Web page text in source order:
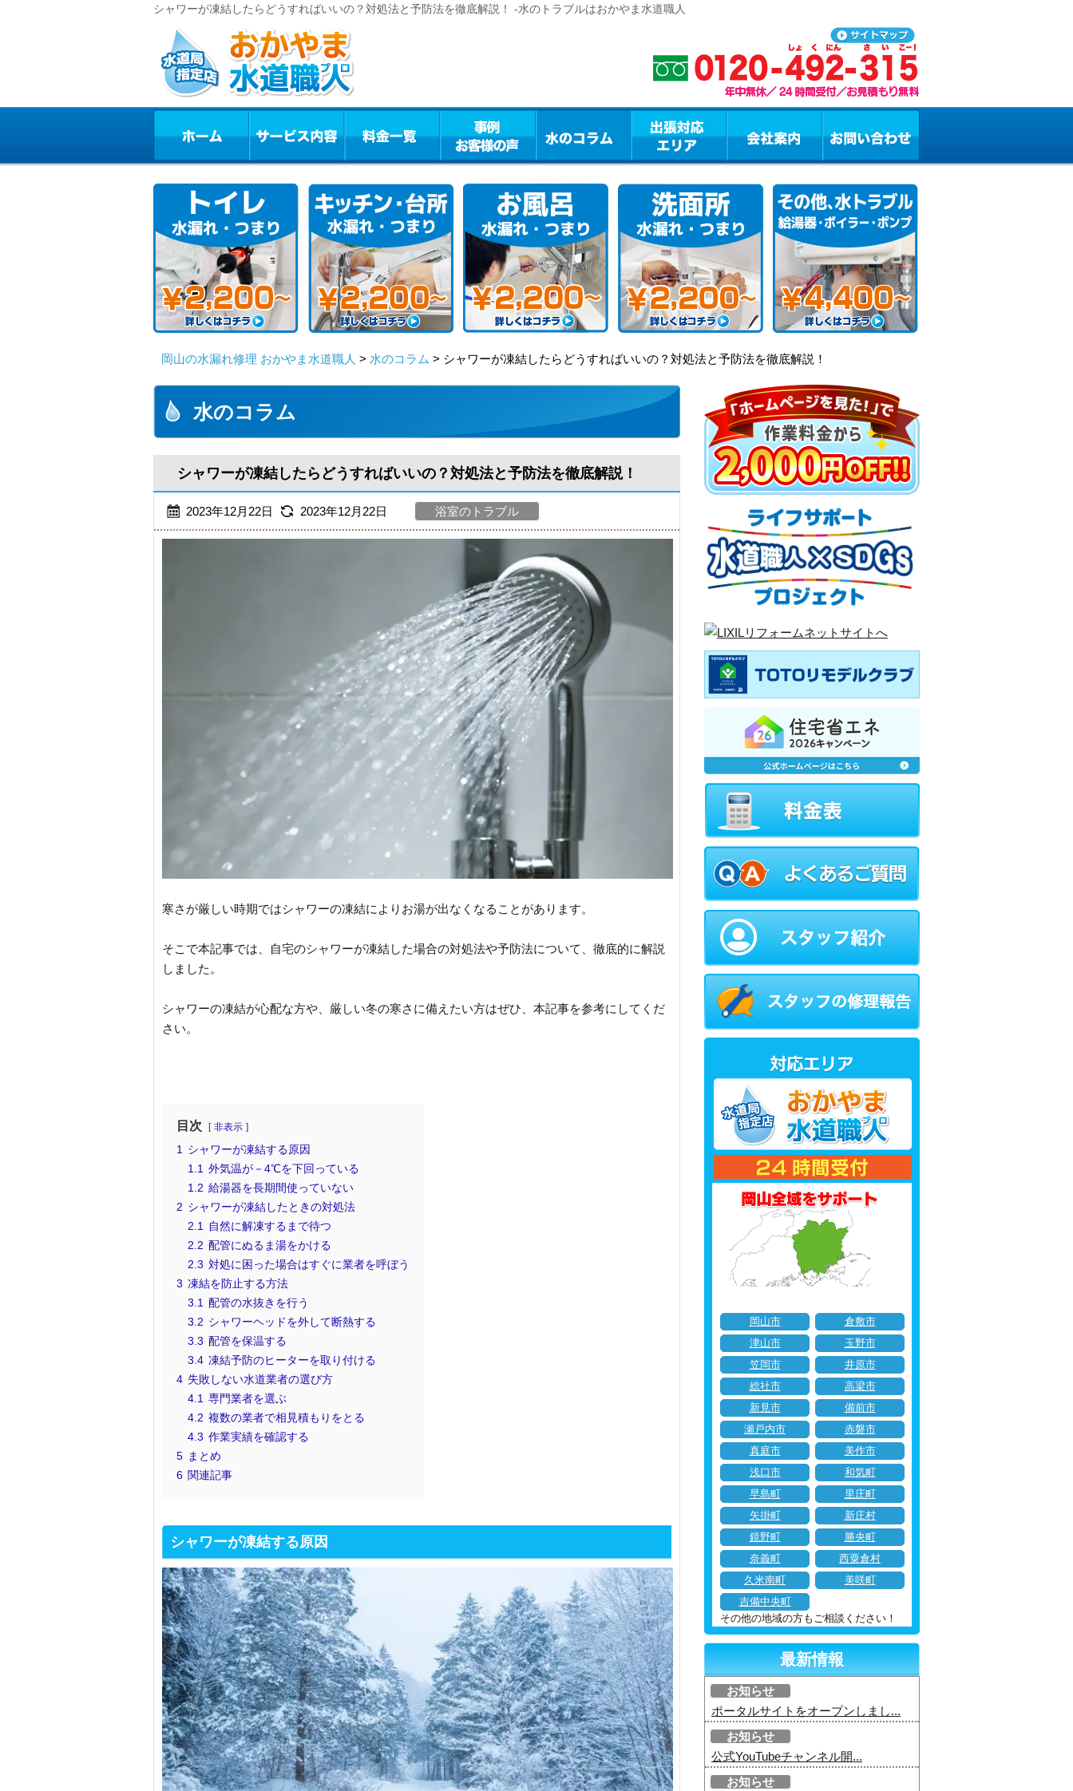
シャワーが凍結したらどうすればいいの？対処法と予防法を徹底解説！ -水のトラブルはおかやま水道職人
岡山の水漏れ修理 おかやま水道職人 > 水のコラム > シャワーが凍結したらどうすればいいの？対処法と予防法を徹底解説！
水のコラム
シャワーが凍結したらどうすればいいの？対処法と予防法を徹底解説！
2023年12月22日 2023年12月22日 浴室のトラブル
寒さが厳しい時期ではシャワーの凍結によりお湯が出なくなることがあります。
そこで本記事では、自宅のシャワーが凍結した場合の対処法や予防法について、徹底的に解説
しました。
シャワーの凍結が心配な方や、厳しい冬の寒さに備えたい方はぜひ、本記事を参考にしてくだ
さい。
目次 非表示
1 シャワーが凍結する原因
1.1 外気温が－4℃を下回っている
1.2 給湯器を長期間使っていない
2 シャワーが凍結したときの対処法
2.1 自然に解凍するまで待つ
2.2 配管にぬるま湯をかける
2.3 対処に困った場合はすぐに業者を呼ぼう
3 凍結を防止する方法
3.1 配管の水抜きを行う
3.2 シャワーヘッドを外して断熱する
3.3 配管を保温する
3.4 凍結予防のヒーターを取り付ける
4 失敗しない水道業者の選び方
4.1 専門業者を選ぶ
4.2 複数の業者で相見積もりをとる
4.3 作業実績を確認する
5 まとめ
6 関連記事
シャワーが凍結する原因
岡山市
倉敷市
津山市
玉野市
笠岡市
井原市
総社市
高梁市
新見市
備前市
瀬戸内市
赤磐市
真庭市
美作市
浅口市
和気町
早島町
里庄町
矢掛町
新庄村
鏡野町
勝央町
奈義町
西粟倉村
久米南町
美咲町
吉備中央町
その他の地域の方もご相談ください！
最新情報
お知らせ
ポータルサイトをオープンしまし...
お知らせ
公式YouTubeチャンネル開...
お知らせ